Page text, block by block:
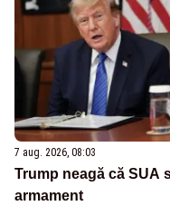
7 aug. 2026, 08:03
Trump neagă că SUA
armament